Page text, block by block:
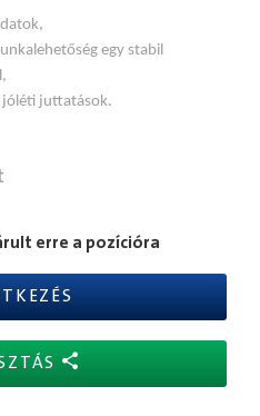
egy stabil
jóléti juttatások.
erre a pozícióra